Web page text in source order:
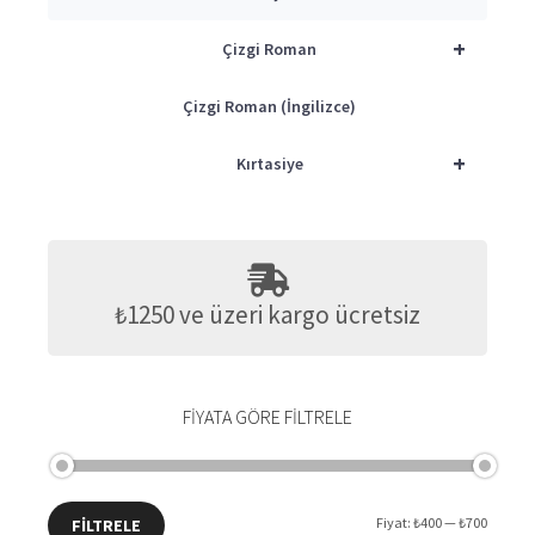
+
Çizgi Roman
Çizgi Roman (İngilizce)
+
Kırtasiye
₺1250 ve üzeri kargo ücretsiz
FIYATA GÖRE FILTRELE
En
En
FILTRELE Fiyat: ₺400—₺700